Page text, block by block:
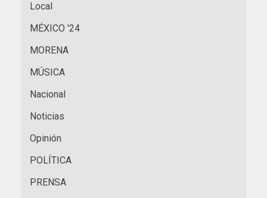
Local
MÉXICO '24
MORENA
MÚSICA
Nacional
Noticias
Opinión
POLÍTICA
PRENSA